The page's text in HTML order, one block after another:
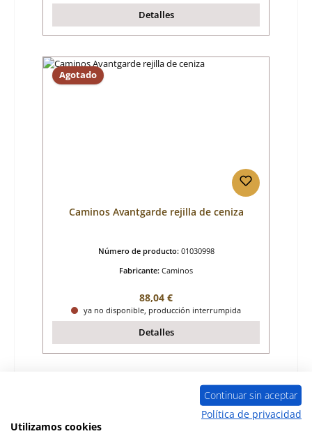
Detalles
Agotado
Caminos Avantgarde rejilla de ceniza
Número de producto: 01030998
Fabricante: Caminos
Precio normal:
88,04 €
ya no disponible, producción interrumpida
Detalles
Continuar sin aceptar
Política de privacidad
Utilizamos cookies